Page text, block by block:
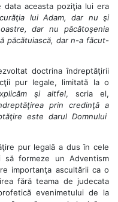
data aceasta poziţia lui era
lui Adam, dar nu şi
dar nu păcătoşenia
păcătuiască, dar n-a făcut-
doctrina îndreptăţirii
pur legale, limitată la o
şi altfel, scria el,
prin credinţă a
este darul Domnului
pur legală a dus în cele
formeze un Adventism
importanţa ascultării ca o
fără teama de judecata
evenimetului de la